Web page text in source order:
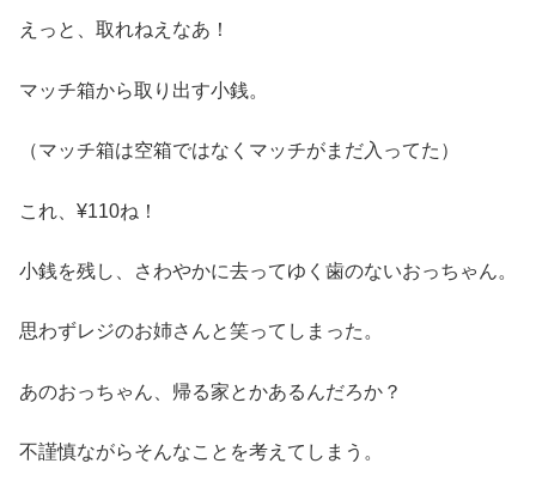
えっと、取れねえなあ！
マッチ箱から取り出す小銭。
（マッチ箱は空箱ではなくマッチがまだ入ってた）
これ、¥110ね！
小銭を残し、さわやかに去ってゆく歯のないおっちゃん。
思わずレジのお姉さんと笑ってしまった。
あのおっちゃん、帰る家とかあるんだろか？
不謹慎ながらそんなことを考えてしまう。